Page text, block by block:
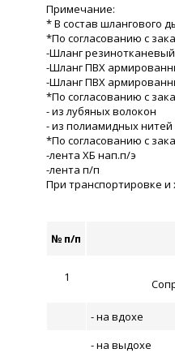
Примечание:
* В состав шлангового
*По согласованию с
-Шланг
-Шланг ПВХ
-Шланг ПВХ
*По согласованию с
- из лубяных волокон
- из полиамидных нитей
*По согласованию с
-лента ХБ нап.п/э
-лента п/п
При транспортировке
№ п/п
1
- на вдохе
- на выдохе